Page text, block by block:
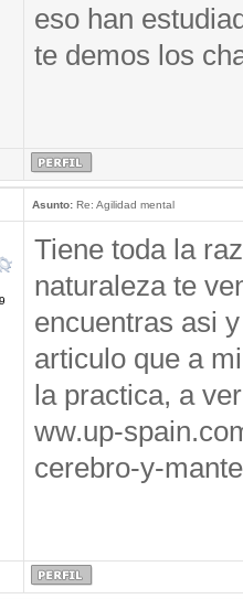
eso han
te demos los
Asunto:Re: Agilidad mental
Tiene toda la
naturaleza te
encuentras asi
articulo que a
la practica, a
ww.up-
cerebro-y-